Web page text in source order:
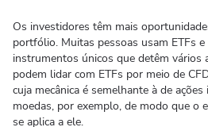
Os investidores têm mais
portfólio. Muitas pessoas usam ETFs
instrumentos únicos que detêm vários
podem lidar com ETFs por meio de
cuja mecânica é semelhante à de
moedas, por exemplo, de modo que o
se aplica a ele.